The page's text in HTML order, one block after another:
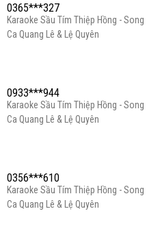
0365***327
Karaoke Sầu Tím Thiệp Hồng - Song
Ca Quang Lê & Lệ Quyên
0933***944
Karaoke Sầu Tím Thiệp Hồng - Song
Ca Quang Lê & Lệ Quyên
0356***610
Karaoke Sầu Tím Thiệp Hồng - Song
Ca Quang Lê & Lệ Quyên